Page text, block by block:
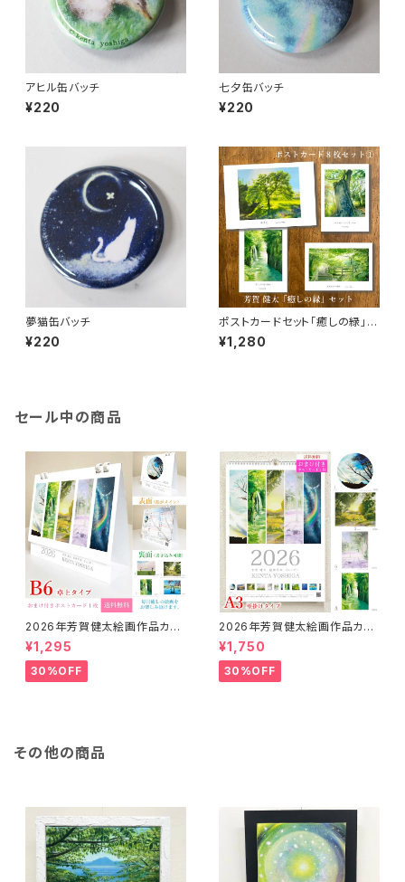
アヒル缶バッチ
¥220
七夕缶バッチ
¥220
夢猫缶バッチ
¥220
ポストカードセット「癒しの緑」
（8枚入り）
¥1,280
セール中の商品
2026年芳賀健太絵画作品カレ
ンダー（卓上タイプB6）※おまけ
のポストカード付き
¥1,295
30%OFF
2026年芳賀健太絵画作品カレ
ンダー（壁掛けA3）※おまけの
ポストカード付き
¥1,750
30%OFF
その他の商品